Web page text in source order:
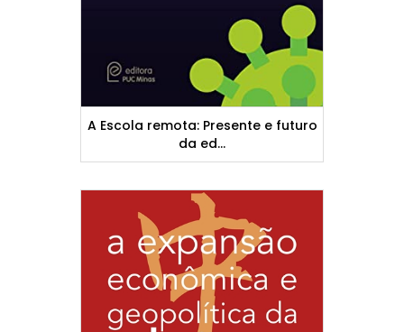
A Escola remota: Presente e futuro
da ed...